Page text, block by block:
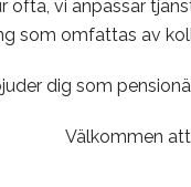
ofta, vi anpassar
som omfattas av
dig som
Välkommen